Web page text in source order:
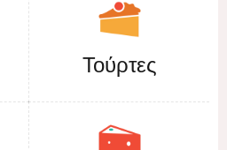
Τούρτες